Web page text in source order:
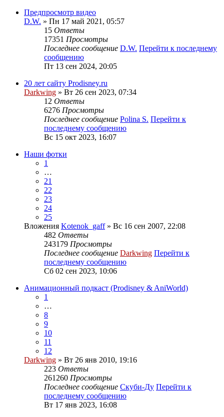
Предпросмотр видео
D.W. » Пн 17 май 2021, 05:57
15 Ответы
17351 Просмотры
Последнее сообщение D.W. Перейти к последнему
сообщению
Пт 13 сен 2024, 20:05
20 лет сайту Prodisney.ru
Darkwing » Вт 26 сен 2023, 07:34
12 Ответы
6276 Просмотры
Последнее сообщение Polina S. Перейти к
последнему сообщению
Вс 15 окт 2023, 16:07
Наши фотки
1
…
21
22
23
24
25
Вложения Kotenok_gaff» Вс 16 сен 2007, 22:08
482 Ответы
243179 Просмотры
Последнее сообщение Darkwing Перейти к
последнему сообщению
Сб 02 сен 2023, 10:06
Анимационный подкаст (Prodisney & AniWorld)
1
…
8
9
10
11
12
Darkwing » Вт 26 янв 2010, 19:16
223 Ответы
261260 Просмотры
Последнее сообщение Скуби-Ду Перейти к
последнему сообщению
Вт 17 янв 2023, 16:08